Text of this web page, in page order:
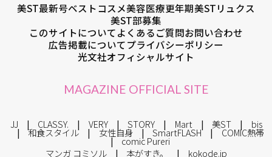
美ST最新号ベストコスメ美容医療更年期美STリュクス
美ST部募集
このサイトについてよくあるご質問お問い合わせ
広告掲載についてプライバシーポリシー
光文社オフィシャルサイト
MAGAZINE OFFICIAL SITE
JJ CLASSY. VERY STORY Mart 美ST bis
和食スタイル 女性自身 SmartFLASH COMIC熱帯
comic Pureri
マンガ コミソル
本がすき。 kokode.jp